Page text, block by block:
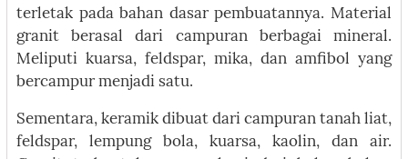
terletak pada bahan dasar pembuatannya. Material
granit berasal dari campuran berbagai mineral.
Meliputi kuarsa, feldspar, mika, dan amfibol yang
bercampur menjadi satu.
Sementara, keramik dibuat dari campuran tanah liat,
feldspar, lempung bola, kuarsa, kaolin, dan air.